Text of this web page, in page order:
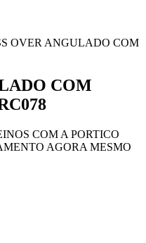
OVER ANGULADO COM
COM
COM A PORTICO
AGORA MESMO